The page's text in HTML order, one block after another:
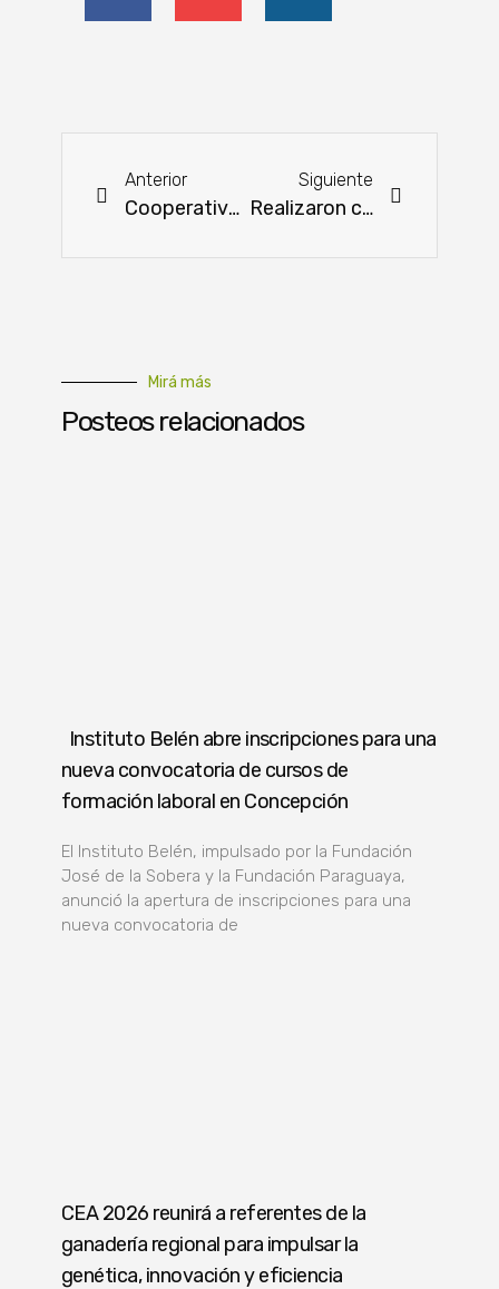
Anterior
Cooperativa Colonias Unidas elige autoridades
Siguiente
Realizaron capacitación sobre polinización de abejas y sus beneficios en la producción de alimentos
Mirá más
Posteos relacionados
Instituto Belén abre inscripciones para una
nueva convocatoria de cursos de
formación laboral en Concepción
El Instituto Belén, impulsado por la Fundación
José de la Sobera y la Fundación Paraguaya,
anunció la apertura de inscripciones para una
nueva convocatoria de
CEA 2026 reunirá a referentes de la
ganadería regional para impulsar la
genética, innovación y eficiencia